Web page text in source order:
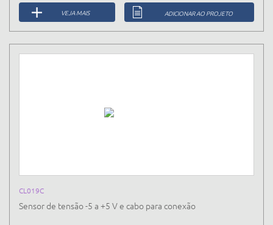
VEJA MAIS ADICIONAR AO PROJETO
CL019C
Sensor de tensão -5 a +5 V e cabo para conexão